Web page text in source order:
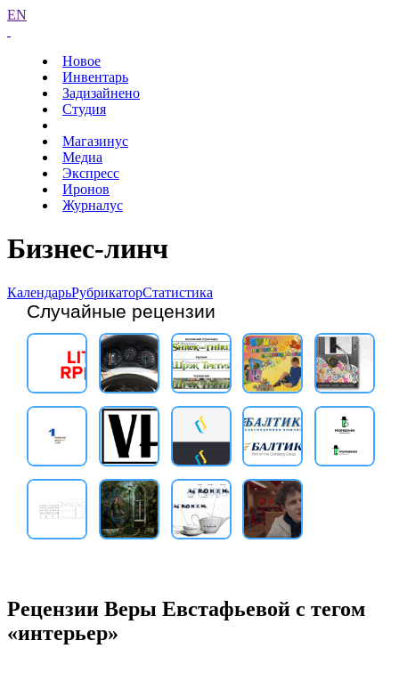
EN
Новое
Инвентарь
Задизайнено
Студия
Магазинус
Медиа
Экспресс
Иронов
Журналус
Бизнес-линч
КалендарьРубрикаторСтатистика
Случайные рецензии
Рецензии Веры Евстафьевой с тегом
«интерьер»